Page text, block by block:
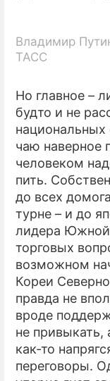
Владимир
ТАСС
Но главное –
будто и не
чаю наверное
человеком
пить.
до всех
турне – и до
лидера Южной
торговых
возможном
Кореи
правда не
вроде
не привыкать,
как-то
переговоры.